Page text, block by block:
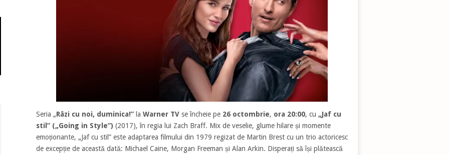
Seria „Râzi cu noi, duminica!”la Warner TV se încheie pe 26 octombrie, ora 20:00, cu „Jaf cu
stil” („Going in Style”) (2017), în regia lui Zach Braff. Mix de veselie, glume hilare și momente
emoționante, „Jaf cu stil” este adaptarea filmului din 1979 regizat de Martin Brest cu un trio actoricesc
de excepție de această dată: Michael Caine, Morgan Freeman și Alan Arkin. Disperați să își plătească